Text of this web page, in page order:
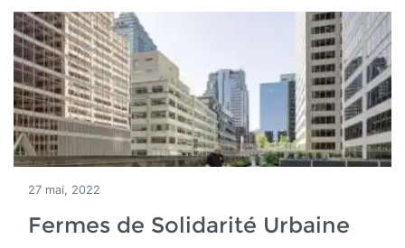
27 mai, 2022
Fermes de Solidarité Urbaine